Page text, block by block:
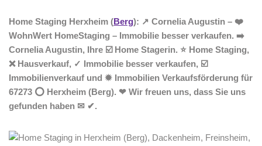
Home Staging Herxheim (Berg): ↗️ Cornelia Augustin – ❤️
WohnWert HomeStaging – Immobilie besser verkaufen. ➡️
Cornelia Augustin, Ihre ☑️ Home Stagerin. ⭐ Home Staging,
❌ Hausverkauf, ✓ Immobilie besser verkaufen, ☑️
Immobilienverkauf und ✹ Immobilien Verkaufsförderung für
67273 ⭕ Herxheim (Berg). ❤ Wir freuen uns, dass Sie uns
gefunden haben ✉ ✔.